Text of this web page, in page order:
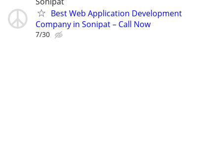
Best Web Application Development
Company in Sonipat – Call Now
7/30